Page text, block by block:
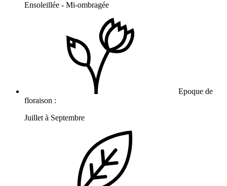
Ensoleillée - Mi-ombragée
Epoque de
floraison :
Juillet à Septembre